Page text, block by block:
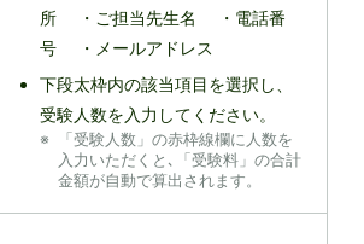
所 ・ご担当先生名 ・電話番
号 ・メールアドレス
下段太枠内の該当項目を選択し、
受験人数を入力してください。
「受験人数」の赤枠線欄に人数を
入力いただくと､「受験料」の合計
金額が自動で算出されます。